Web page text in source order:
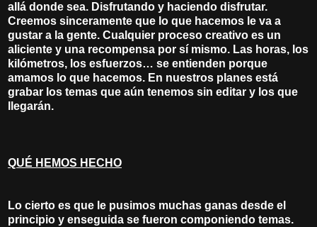
allá donde sea. Disfrutando y haciendo disfrutar.
Creemos sinceramente que lo que hacemos le va a
gustar a la gente. Cualquier proceso creativo es un
aliciente y una recompensa por sí mismo. Las horas, los
kilómetros, los esfuerzos… se entienden porque
amamos lo que hacemos. En nuestros planes está
grabar los temas que aún tenemos sin editar y los que
llegarán.
QUÉ HEMOS HECHO
Lo cierto es que le pusimos muchas ganas desde el
principio y enseguida se fueron componiendo temas.